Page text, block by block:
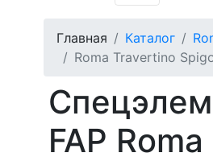
Главная Каталог
Roma Travertino
FAP Roma